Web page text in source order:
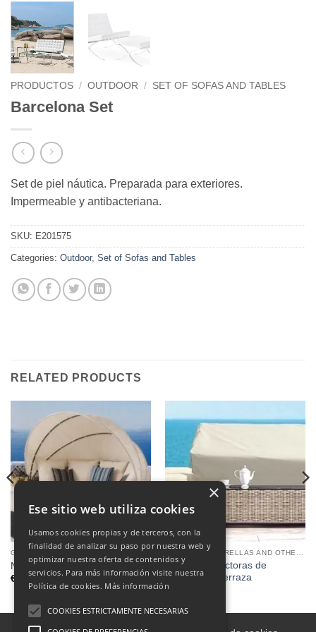
PRODUCTOS / OUTDOOR / SET OF SOFAS AND TABLES
Barcelona Set
Set de piel náutica. Preparada para exteriores.
Impermeable y antibacteriana.
SKU: E201575
Categories: Outdoor, Set of Sofas and Tables
RELATED PRODUCTS
GAZEBOS, UMBRELLAS AND OTHERS
New Bali
€
1,675.00
Fundas protectoras de
muebles de terraza
×
Ese sitio web utiliza cookies
Usamos cookies propias y de terceros, con la
finalidad de analizar su paso por nuestra web y
optimizar nuestra oferta de contenidos y
servicios. Para más información visite nuestra
Política de cookies. Más información
COOKIES ESTRICTAMENTE NECESARIAS